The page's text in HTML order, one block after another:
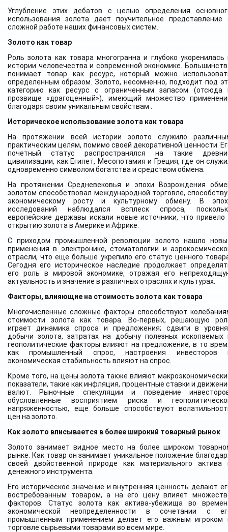
Углубление этих дебатов с целью определения
использования золота дает поучительное представление
сложной работе наших финансовых систем.
Золото как товар
Роль золота как товара многогранна и глубоко укоренилась
истории человечества и современной экономике.
понимает товар как ресурс, который можно
определенным образом. Золото, несомненно, подходит под
категорию как ресурс с ограниченным запасом (отсюда
прозвище «драгоценный»), имеющий множество
благодаря своим уникальным свойствам .
Историческое использование золота как товара
На протяжении всей истории золото служило
практическим целям, помимо своей декоративной ценности.
почетный статус распространялся на такие
цивилизации, как Египет, Месопотамия и Греция, где он
одновременно символом богатства и средством обмена.
На протяжении Средневековья и эпохи Возрождения
золотом способствовал международной торговле,
экономическому росту и культурному обмену. В
исследований наблюдался всплеск спроса,
европейские державы искали новые источники, что привело
открытию золота в Америке и Африке.
С приходом промышленной революции золото нашло
применения в электронике, стоматологии и
отрасли, что еще больше укрепило его статус ценного
Сегодня его историческое наследие продолжает
его роль в мировой экономике, отражая его
актуальность и значение в различных отраслях и культурах.
Факторы, влияющие на стоимость золота как товара
Многочисленные сложные факторы способствуют
стоимости золота как товара. Во-первых, решающую
играет динамика спроса и предложения; сдвиги в
добычи золота, затратах на добычу полезных ископаемых
геополитические факторы влияют на предложение, в то
как промышленный спрос, настроения инвесторов
экономическая стабильность влияют на спрос.
Кроме того, на цены золота также влияют
показатели, такие как инфляция, процентные ставки и
валют. Рыночные спекуляции и поведение
обусловленные восприятием риска и
напряженностью, еще больше способствуют
цен на золото.
Как золото вписывается в более широкий товарный рынок
Золото занимает видное место на более широком
рынке. Как товар он занимает уникальное положение
своей двойственной природе как материального актива
денежного инструмента.
Его историческое значение и внутренняя ценность делают
востребованным товаром, а на его цену влияет
факторов. Статус золота как актива-убежища во
экономической неопределенности в сочетании с
промышленным применением делает его важным игроком
торговле сырьевыми товарами во всем мире.